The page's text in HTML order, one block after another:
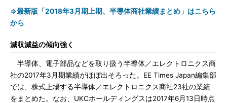
⇒最新版「2018年3月期上期、半導体商社業績まとめ」はこちら
から
減収減益の傾向強く
半導体、電子部品などを取り扱う半導体／エレクトロニクス商
社の2017年3月期業績がほぼ出そろった。EE Times Japan編集部
では、株式上場する半導体／エレクトロニクス商社23社の業績
をまとめた。なお、UKCホールディングスは2017年6月13日時点